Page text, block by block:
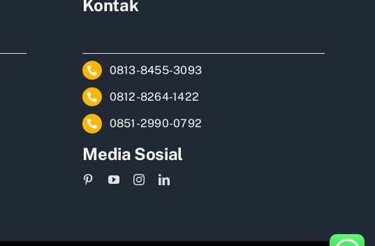
Kontak
0813-8455-3093
0812-8264-1422
0851-2990-0792
Media Sosial